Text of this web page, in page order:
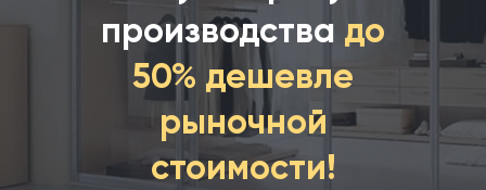
производства до
50% дешевле
рыночной
стоимости!